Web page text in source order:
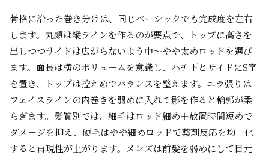
骨格に沿った巻き分けは、同じベーシックでも完成度を左右
します。丸顔は縦ラインを作るのが要点で、トップに高さを
出しつつサイドは広がらないよう中〜やや太めロッドを選び
ます。面長は横のボリュームを意識し、ハチ下とサイドにS字
を置き、トップは控えめでバランスを整えます。エラ張りは
フェイスラインの内巻きを弱めに入れて影を作ると輪郭が柔
らぎます。髪質別では、細毛はロッド細め＋放置時間短めで
ダメージを抑え、硬毛はやや細めロッドで薬剤反応を均一化
すると再現性が上がります。メンズは前髪を弱めにして目元